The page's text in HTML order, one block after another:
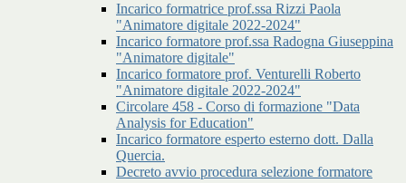
Incarico formatrice prof.ssa Rizzi Paola
"Animatore digitale 2022-2024"
Incarico formatore prof.ssa Radogna Giuseppina
"Animatore digitale"
Incarico formatore prof. Venturelli Roberto
"Animatore digitale 2022-2024"
Circolare 458 - Corso di formazione "Data
Analysis for Education"
Incarico formatore esperto esterno dott. Dalla
Quercia.
Decreto avvio procedura selezione formatore